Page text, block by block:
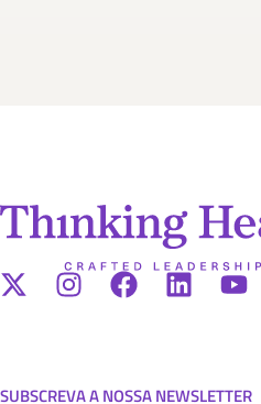
SUBSCREVA A NOSSA NEWSLETTER